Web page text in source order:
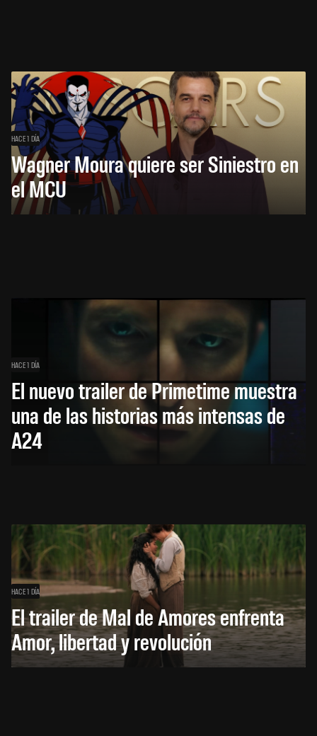
HACE 1 DÍA
Wagner Moura quiere ser Siniestro en
el MCU
HACE 1 DÍA
El nuevo trailer de Primetime muestra
una de las historias más intensas de
A24
HACE 1 DÍA
El trailer de Mal de Amores enfrenta
Amor, libertad y revolución